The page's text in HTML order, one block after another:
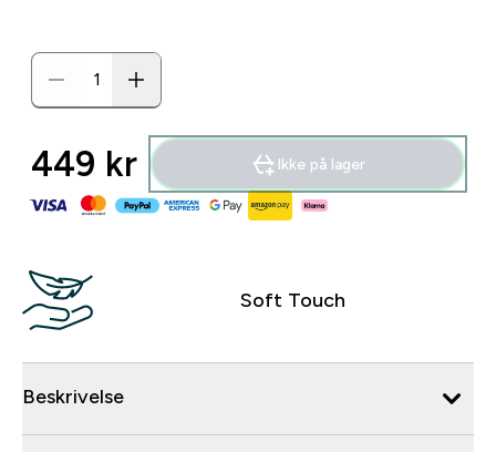
449 kr‎ Ikke på lager
Soft Touch
Beskrivelse